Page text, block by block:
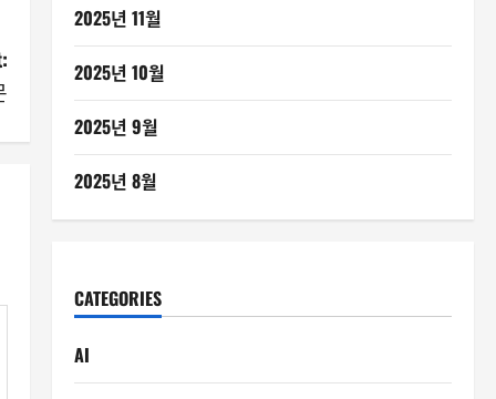
2025년 11월
2025년 10월
2025년 9월
2025년 8월
CATEGORIES
AI